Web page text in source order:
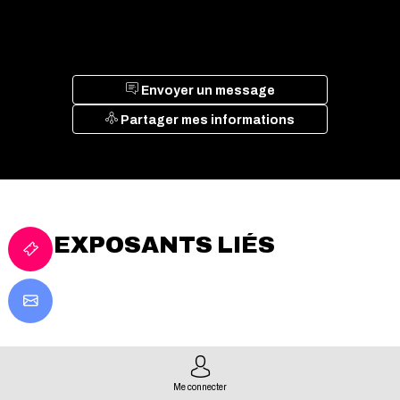
Envoyer un message
Partager mes informations
EXPOSANTS LIÉS
Me connecter